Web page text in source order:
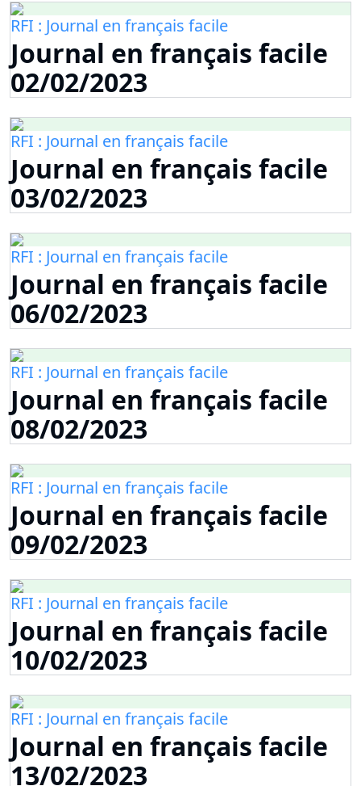
RFI : Journal en français facile
Journal en français facile
02/02/2023
RFI : Journal en français facile
Journal en français facile
03/02/2023
RFI : Journal en français facile
Journal en français facile
06/02/2023
RFI : Journal en français facile
Journal en français facile
08/02/2023
RFI : Journal en français facile
Journal en français facile
09/02/2023
RFI : Journal en français facile
Journal en français facile
10/02/2023
RFI : Journal en français facile
Journal en français facile
13/02/2023